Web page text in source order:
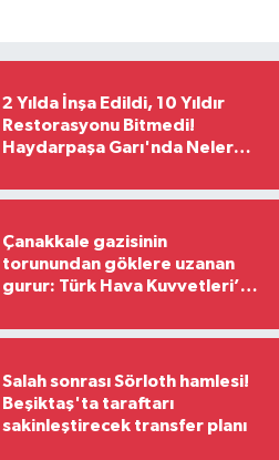
2 Yılda İnşa Edildi, 10 Yıldır
Restorasyonu Bitmedi!
Haydarpaşa Garı'nda Neler
Çanakkale gazisinin
torunundan göklere uzanan
gurur: Türk Hava Kuvvetleri’nin
Salah sonrası Sörloth hamlesi!
Beşiktaş'ta taraftarı
sakinleştirecek transfer planı